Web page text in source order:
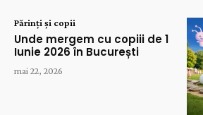
Părinți și copii
Unde mergem cu copiii de 1
Iunie 2026 în București
mai 22, 2026